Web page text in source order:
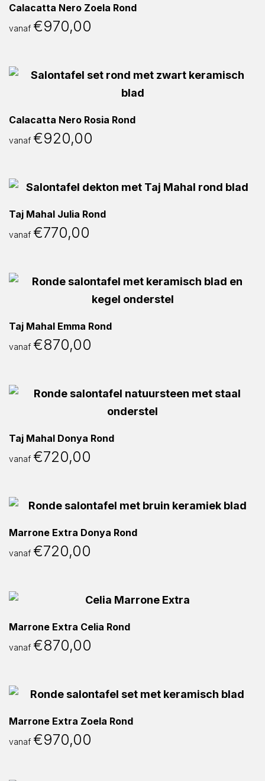
Calacatta Nero Zoela Rond
vanaf €970,00
Calacatta Nero Rosia Rond
vanaf €920,00
Taj Mahal Julia Rond
vanaf €770,00
Taj Mahal Emma Rond
vanaf €870,00
Taj Mahal Donya Rond
vanaf €720,00
Marrone Extra Donya Rond
vanaf €720,00
Marrone Extra Celia Rond
vanaf €870,00
Marrone Extra Zoela Rond
vanaf €970,00